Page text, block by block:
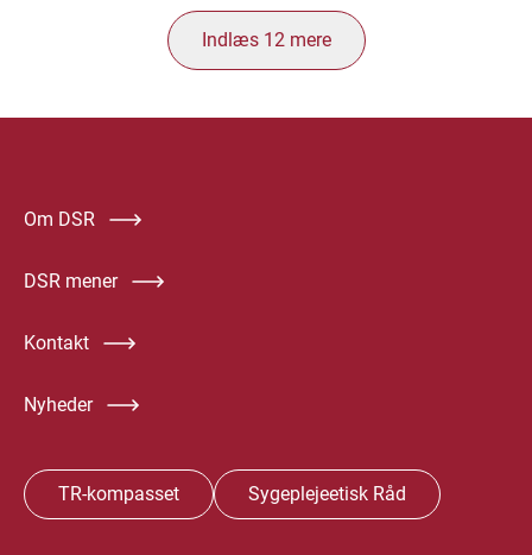
Indlæs 12mere
Om DSR
DSR mener
Kontakt
Nyheder
TR-kompasset Sygeplejeetisk Råd